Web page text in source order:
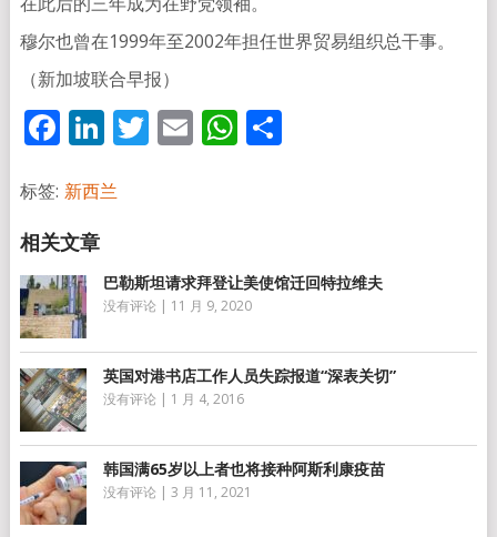
穆尔也曾在1999年至2002年担任世界贸易组织总干事。
（新加坡联合早报）
Facebook
LinkedIn
Twitter
EmailWhatsApp
分
标签: 新西兰
巴勒斯坦请求拜登让美使馆迁回特拉维夫
没有评论 | 11 月 9, 2020
英国对港书店工作人员失踪报道“深表关切”
没有评论 | 1 月 4, 2016
韩国满65岁以上者也将接种阿斯利康疫苗
没有评论 | 3 月 11, 2021